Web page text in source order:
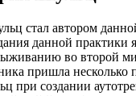
стал автором
данной практики
во второй
пришла несколько
при создании